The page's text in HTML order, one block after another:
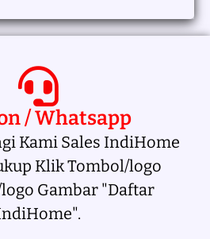
/ Whatsapp
Kami Sales IndiHome
Klik Tombol/logo
Gambar "Daftar